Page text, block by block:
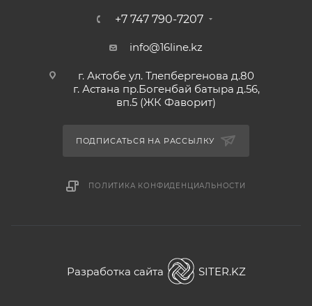
+7 747 790-7207
info@16line.kz
г. Актобе ул. Тлепбергенова д.80
г. Астана пр.Богенбай батыра д.56,
вп.5 (ЖК Фаворит)
ПОДПИСАТЬСЯ НА РАССЫЛКУ
ПОЛИТИКА КОНФИДЕНЦИАЛЬНОСТИ
Разработка сайта SITER.KZ